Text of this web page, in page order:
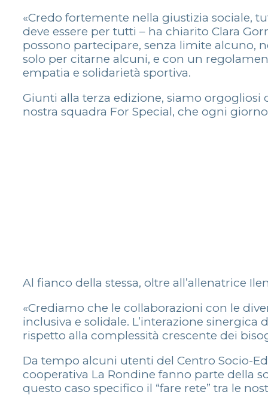
«Credo fortemente nella giustizia sociale,
deve essere per tutti – ha chiarito Clara
possono partecipare, senza limite alcuno,
solo per citarne alcuni, e con un
empatia e solidarietà sportiva.
Giunti alla terza edizione, siamo
nostra squadra For Special, che ogni
Al fianco della stessa, oltre all’allenatrice
«Crediamo che le collaborazioni con le
inclusiva e solidale. L’interazione
rispetto alla complessità crescente dei
Da tempo alcuni utenti del Centro Socio-
cooperativa La Rondine fanno parte della
questo caso specifico il “fare rete” tra le